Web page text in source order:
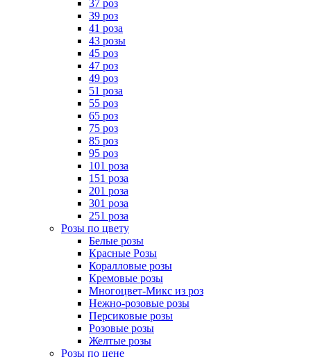
37 роз
39 роз
41 роза
43 розы
45 роз
47 роз
49 роз
51 роза
55 роз
65 роз
75 роз
85 роз
95 роз
101 роза
151 роза
201 роза
301 роза
251 роза
Розы по цвету
Белые розы
Красные Розы
Коралловые розы
Кремовые розы
Многоцвет-Микс из роз
Нежно-розовые розы
Персиковые розы
Розовые розы
Желтые розы
Розы по цене